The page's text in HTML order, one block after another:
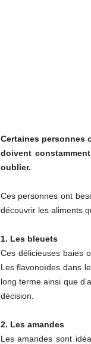
Certaines personnes
doivent
oublier.
Ces personnes ont
découvrir les aliments
1. Les bleuets
Ces délicieuses baies
Les flavonoïdes dans
long terme ainsi que
décision.
2. Les amandes
Les amandes sont